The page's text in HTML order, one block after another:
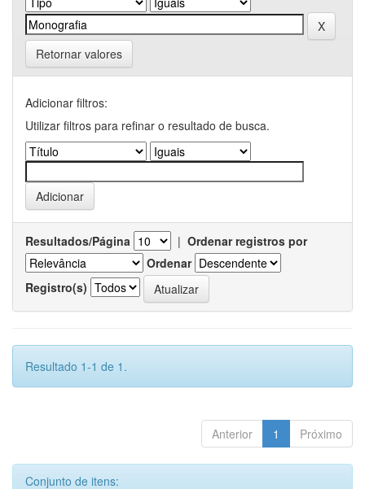
Retornar valores
Adicionar filtros:
Utilizar filtros para refinar o resultado de busca.
Resultados/Página | Ordenar registros por
Ordenar
Registro(s)
Resultado 1-1 de 1.
Anterior 1 Próximo
Conjunto de itens: